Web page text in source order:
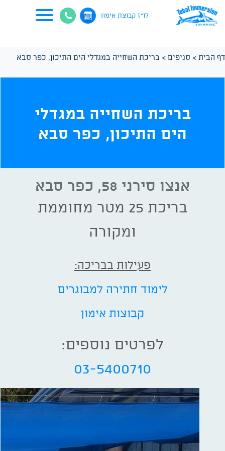
לו"ז קבוצת אימון
דף הבית > סניפים > בריכת השחייה במגדלי הים התיכון, כפר סבא
בריכת השחייה במגדלי
הים התיכון, כפר סבא
אנצו סירני 58, כפר סבא
בריכת 25 מטר מחוממת
ומקורה
פעילות בבריכה:
לימוד חתירה למבוגרים
קבוצות אימון
לפרטים נוספים:
03-5400710